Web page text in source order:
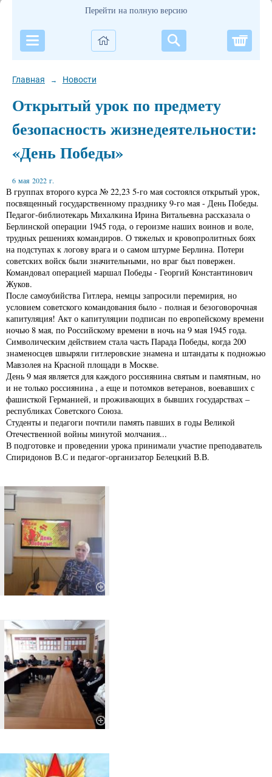
Перейти на полную версию
Главная → Новости
Открытый урок по предмету
безопасность жизнедеятельности:
«День Победы»
6 мая 2022 г.
В группах второго курса № 22,23 5-го мая состоялся открытый урок,
посвященный государственному празднику 9-го мая - День Победы.
Педагог-библиотекарь Михалкина Ирина Витальевна рассказала о
Берлинской операции 1945 года, о героизме наших воинов и воле,
трудных решениях командиров. О тяжелых и кровопролитных боях
на подступах к логову врага и о самом штурме Берлина. Потери
советских войск были значительными, но враг был повержен.
Командовал операцией маршал Победы - Георгий Константинович
Жуков.
После самоубийства Гитлера, немцы запросили перемирия, но
условием советского командования было - полная и безоговорочная
капитуляция! Акт о капитуляции подписан по европейскому времени
ночью 8 мая, по Российскому времени в ночь на 9 мая 1945 года.
Символическим действием стала часть Парада Победы, когда 200
знаменосцев швыряли гитлеровские знамена и штандаты к подножью
Мавзолея на Красной площади в Москве.
День 9 мая является для каждого россиянина святым и памятным, но
и не только россиянина , а еще и потомков ветеранов, воевавших с
фашисткой Германией, и проживающих в бывших государствах –
республиках Советского Союза.
Студенты и педагоги почтили память павших в годы Великой
Отечественной войны минутой молчания...
В подготовке и проведении урока принимали участие преподаватель
Спиридонов В.С и педагог-организатор Белецкий В.В.